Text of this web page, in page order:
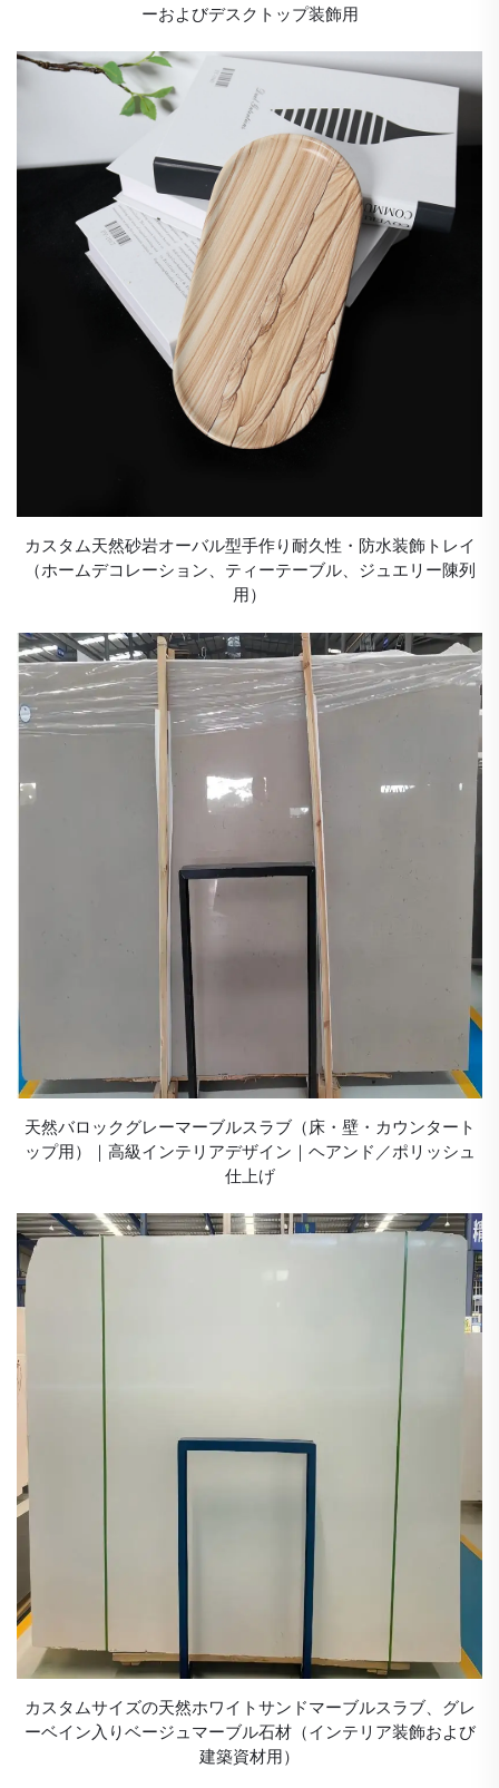
ーおよびデスクトップ装飾用
カスタム天然砂岩オーバル型手作り耐久性・防水装飾トレイ
（ホームデコレーション、ティーテーブル、ジュエリー陳列
用）
天然バロックグレーマーブルスラブ（床・壁・カウンタート
ップ用）｜高級インテリアデザイン｜ヘアンド／ポリッシュ
仕上げ
カスタムサイズの天然ホワイトサンドマーブルスラブ、グレ
ーベイン入りベージュマーブル石材（インテリア装飾および
建築資材用）